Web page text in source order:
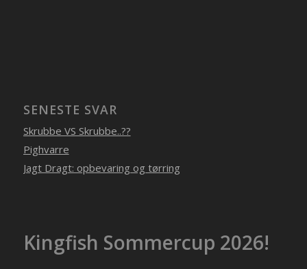
SENESTE SVAR
Skrubbe VS Skrubbe..??
Pighvarre
Jagt Dragt: opbevaring og tørring
Kingfish Sommercup 2026!